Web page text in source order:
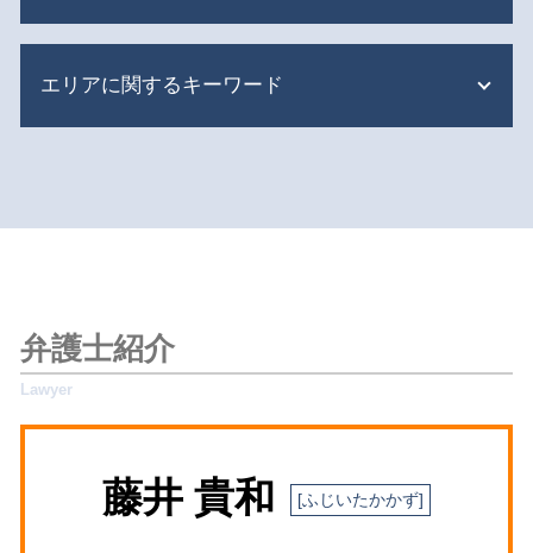
限定承認 相続
遺言書 無効 確認 難しい
限定承認 あとから
相続放棄
相続人 順位
相続不動産 トラブル
アパート 隣人トラブル 相談
隣人トラブル
共有不動産 処分
隣人トラブル 境界 塀
明渡とは
隣人トラブル 戸建て フェンス
明渡 強制執行 流れ
マンション 迷惑行為
刑事事件 訴訟費用
交通事故
債権回収 注意点
離婚問題
労働問題 予防
エリアに関するキーワード
目黒区 遺産分割協議
杉並区 労働問題
目黒区 交通事故 弁護士
杉並区 債権回収
目黒区 離婚問題
新宿区 相続 弁護士
弁護士紹介
藤井 貴和